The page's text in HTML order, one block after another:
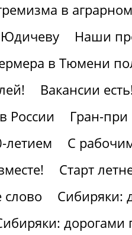
в аграрном
Наши
в Тюмени
Вакансии
России
Гран-
летием
С
Старт
слово
Сибиряки:
дорогами